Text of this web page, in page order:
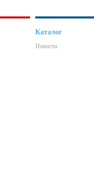
Каталог
Новости